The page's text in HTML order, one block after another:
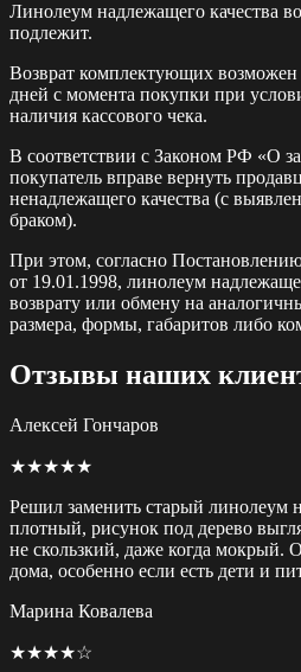
Линолеум надлежащего качества
подлежит.
Возврат комплектующих возможен
дней с момента покупки при
наличия кассового чека.
В соответствии с Законом РФ «О
покупатель вправе вернуть
ненадлежащего качества (с
браком).
При этом, согласно
от 19.01.1998, линолеум
возврату или обмену на
размера, формы, габаритов либо
Отзывы наших
Алексей Гончаров
★★★★★
Решил заменить старый линолеум
плотный, рисунок под дерево
не скользкий, даже когда мокрый.
дома, особенно если есть дети и
Марина Ковалева
★★★★☆